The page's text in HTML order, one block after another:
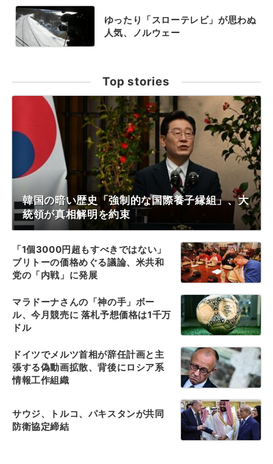
ゆったり「スローテレビ」が思わぬ
人気、ノルウェー
Top stories
韓国の暗い歴史「強制的な国際養子縁組」、大
統領が真相解明を約束
「1個3000円超もすべきではない」
ブリトーの価格めぐる議論、米共和
党の「内戦」に発展
マラドーナさんの「神の手」ボー
ル、今月競売に 落札予想価格は1千万
ドル
ドイツでメルツ首相が辞任計画と主
張する偽動画拡散、背後にロシア系
情報工作組織
サウジ、トルコ、パキスタンが共同
防衛協定締結